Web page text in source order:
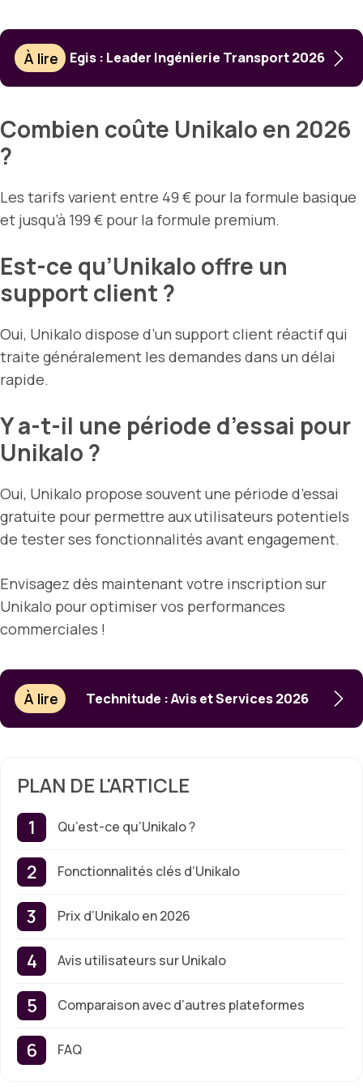
À lire Egis : Leader Ingénierie Transport 2026
Combien coûte Unikalo en 2026
?
Les tarifs varient entre 49 € pour la formule basique
et jusqu’à 199 € pour la formule premium.
Est-ce qu’Unikalo offre un
support client ?
Oui, Unikalo dispose d’un support client réactif qui
traite généralement les demandes dans un délai
rapide.
Y a-t-il une période d’essai pour
Unikalo ?
Oui, Unikalo propose souvent une période d’essai
gratuite pour permettre aux utilisateurs potentiels
de tester ses fonctionnalités avant engagement.
Envisagez dès maintenant votre inscription sur
Unikalo pour optimiser vos performances
commerciales !
À lire Technitude : Avis et Services 2026
PLAN DE L'ARTICLE
Qu’est-ce qu’Unikalo ?
Fonctionnalités clés d’Unikalo
Prix d’Unikalo en 2026
Avis utilisateurs sur Unikalo
Comparaison avec d’autres plateformes
FAQ